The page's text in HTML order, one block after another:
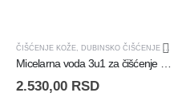
ČIŠĆENJE KOŽE, DUBINSKO ČIŠĆENJE KOŽE
2.530,00 RSD